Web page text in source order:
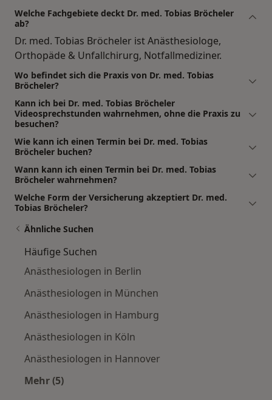
Welche Fachgebiete deckt Dr. med. Tobias Bröcheler
ab?
Dr. med. Tobias Bröcheler ist Anästhesiologe,
Orthopäde & Unfallchirurg, Notfallmediziner.
Wo befindet sich die Praxis von Dr. med. Tobias
Bröcheler?
Kann ich bei Dr. med. Tobias Bröcheler
Videosprechstunden wahrnehmen, ohne die Praxis zu
besuchen?
Wie kann ich einen Termin bei Dr. med. Tobias
Bröcheler buchen?
Wann kann ich einen Termin bei Dr. med. Tobias
Bröcheler wahrnehmen?
Welche Form der Versicherung akzeptiert Dr. med.
Tobias Bröcheler?
Ähnliche Suchen
Häufige Suchen
Anästhesiologen in Berlin
Anästhesiologen in München
Anästhesiologen in Hamburg
Anästhesiologen in Köln
Anästhesiologen in Hannover
Mehr (5)